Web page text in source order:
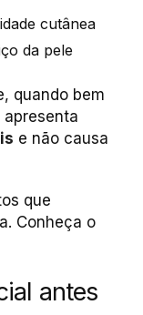
cutânea
da pele
quando bem
e não causa
que
Conheça o
antes